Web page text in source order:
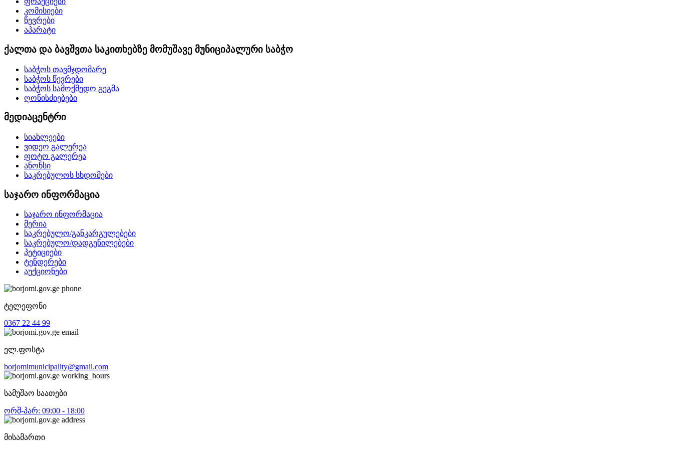
კომისიები
წევრები
აპარატი
ქალთა და ბავშვთა საკითხებზე მომუშავე მუნიციპალური საბჭო
საბჭოს თავმჯდომარე
საბჭოს წევრები
საბჭოს სამოქმედო გეგმა
ღონისძიებები
მედიაცენტრი
სიახლეები
ვიდეო გალერეა
ფოტო გალერეა
ანონსი
საკრებულოს სხდომები
საჯარო ინფორმაცია
საჯარო ინფორმაცია
მერია
საკრებულო/განკარგულებები
საკრებულო/დადგენილებები
პეტიციები
ტენდერები
აუქციონები
ტელეფონი
0367 22 44 99
ელ.ფოსტა
borjomimunicipality@gmail.com
სამუშაო საათები
ორშ-პარ: 09:00 - 18:00
მისამართი